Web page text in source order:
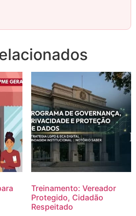
Treinamento: Vereador
Protegido, Cidadão
Respeitado